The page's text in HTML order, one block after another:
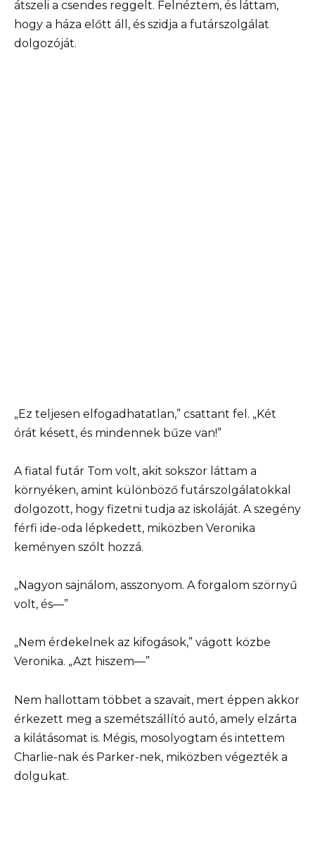
átszeli a csendes reggelt. Felnéztem, és láttam,
hogy a háza előtt áll, és szidja a futárszolgálat
dolgozóját.
„Ez teljesen elfogadhatatlan,” csattant fel. „Két
órát késett, és mindennek bűze van!”
A fiatal futár Tom volt, akit sokszor láttam a
környéken, amint különböző futárszolgálatokkal
dolgozott, hogy fizetni tudja az iskoláját. A szegény
férfi ide-oda lépkedett, miközben Veronika
keményen szólt hozzá.
„Nagyon sajnálom, asszonyom. A forgalom szörnyű
volt, és—”
„Nem érdekelnek az kifogások,” vágott közbe
Veronika. „Azt hiszem—”
Nem hallottam többet a szavait, mert éppen akkor
érkezett meg a szemétszállító autó, amely elzárta
a kilátásomat is. Mégis, mosolyogtam és intettem
Charlie-nak és Parker-nek, miközben végezték a
dolgukat.